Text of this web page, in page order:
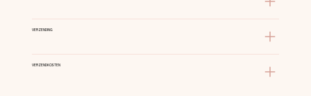
VERZENDING
VERZENDKOSTEN